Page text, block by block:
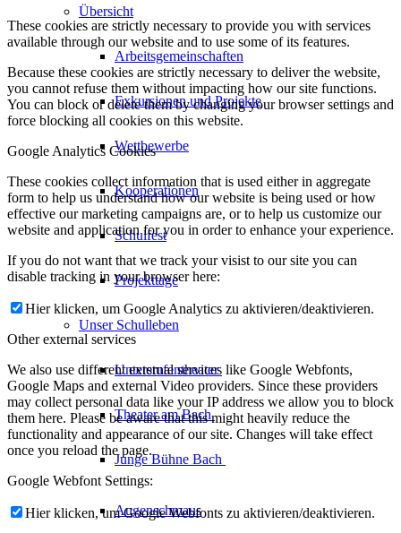
Übersicht
Arbeitsgemeinschaften
Exkursionen und Projekte
Wettbewerbe
Kooperationen
Schulfest
Projekttage
Unser Schulleben
Unterstufentheater
Theater amBach
Junge Bühne Bach
Augenschmaus
These cookies are strictly necessary to provide you with services
available through our website and to use some of its features.
Because these cookies are strictly necessary to deliver the website,
you cannot refuse them without impacting how our site functions.
You can block or delete them by changing your browser settings and
force blocking all cookies on this website.
Google Analytics Cookies
These cookies collect information that is used either in aggregate
form to help us understand how our website is being used or how
effective our marketing campaigns are, or to help us customize our
website and application for you in order to enhance your experience.
If you do not want that we track your visist to our site you can
disable tracking in your browser here:
Hier klicken, um Google Analytics zu aktivieren/deaktivieren.
Other external services
We also use different external services like Google Webfonts,
Google Maps and external Video providers. Since these providers
may collect personal data like your IP address we allow you to block
them here. Please be aware that this might heavily reduce the
functionality and appearance of our site. Changes will take effect
once you reload the page.
Google Webfont Settings:
Hier klicken, um Google Webfonts zu aktivieren/deaktivieren.